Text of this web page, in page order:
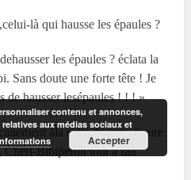
là qui hausse les épaules ?
les épaules ? éclata la
Sans doute une forte tête ! Je
de hausser lesépaules ! ! ! »
àla suite de cette figure
Chéri-Bibiperdit tout à fait
contenu et annonces,
aux médias sociaux et
Accepter